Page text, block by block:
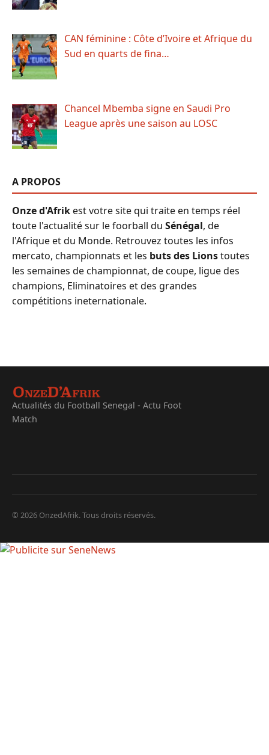
CAN féminine : Côte d’Ivoire et Afrique du
Sud en quarts de fina…
Chancel Mbemba signe en Saudi Pro
League après une saison au LOSC
A PROPOS
Onze d'Afrikest votre site qui traite en temps réel
toute l'actualité sur le foorball du Sénégal, de
l'Afrique et du Monde. Retrouvez toutes les infos
mercato, championnats et les buts des Lionstoutes
les semaines de championnat, de coupe, ligue des
champions, Eliminatoires et des grandes
compétitions ineternationale.
Actualités du Football Senegal - Actu Foot
Match
© 2026 OnzedAfrik. Tous droits réservés.